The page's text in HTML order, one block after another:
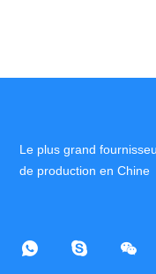
Le plus grand
de production en Chine